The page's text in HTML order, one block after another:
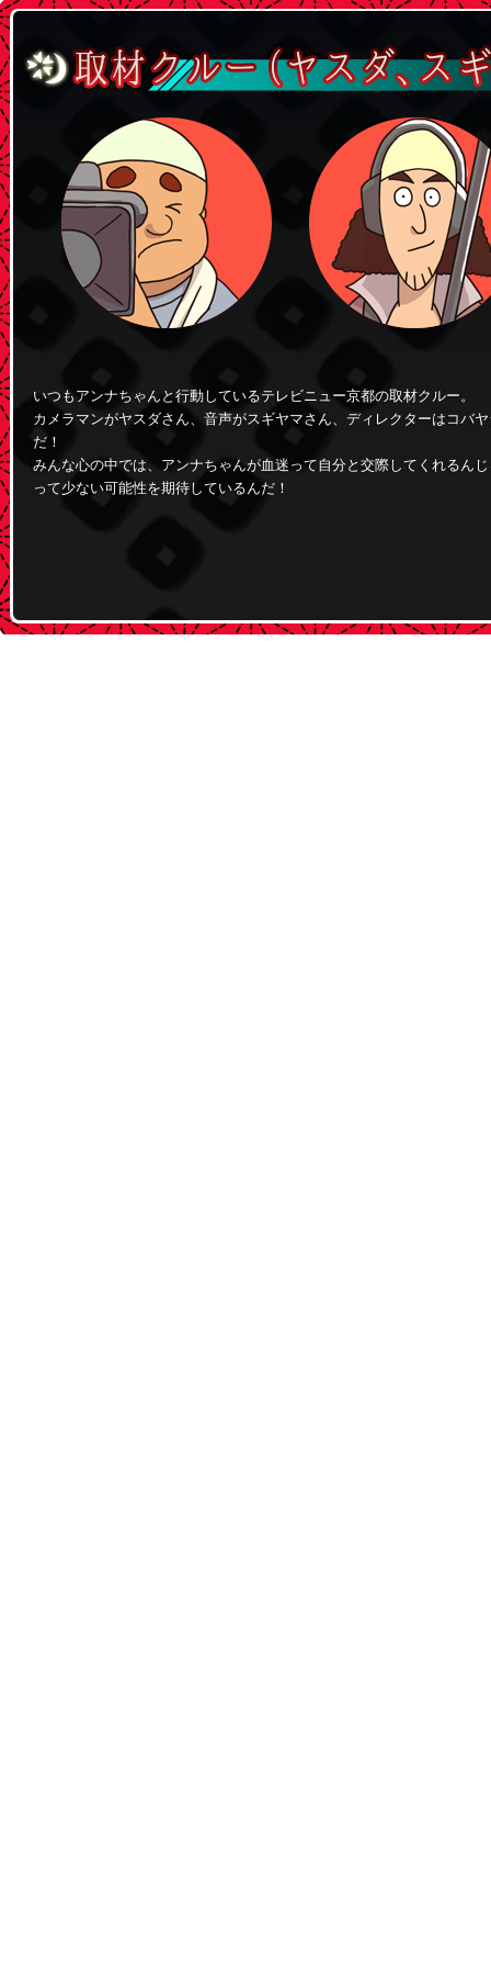
いつもアンナちゃんと行動しているテレビニュー京都の取材クルー。
カメラマンがヤスダさん、音声がスギヤマさん、ディレクターはコバ
だ！
みんな心の中では、アンナちゃんが血迷って自分と交際してくれるん
って少ない可能性を期待しているんだ！